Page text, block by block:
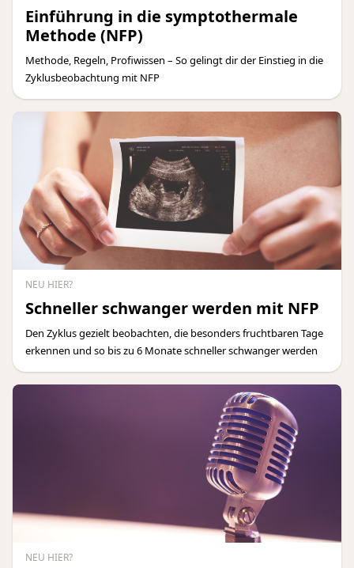
Einführung in die symptothermale
Methode (NFP)
Methode, Regeln, Profiwissen – So gelingt dir der Einstieg in die
Zyklusbeobachtung mit NFP
NEU HIER?
Schneller schwanger werden mit NFP
Den Zyklus gezielt beobachten, die besonders fruchtbaren Tage
erkennen und so bis zu 6 Monate schneller schwanger werden
NEU HIER?